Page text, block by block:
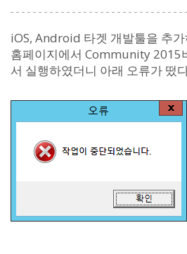
iOS, Android 타겟 개발툴을 추
홈페이지에서 Community 2015
서 실행하였더니 아래 오류가 떴